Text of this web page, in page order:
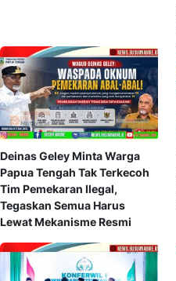
Deinas Geley Minta Warga
Papua Tengah Tak Terkecoh
Tim Pemekaran Ilegal,
Tegaskan Semua Harus
Lewat Mekanisme Resmi